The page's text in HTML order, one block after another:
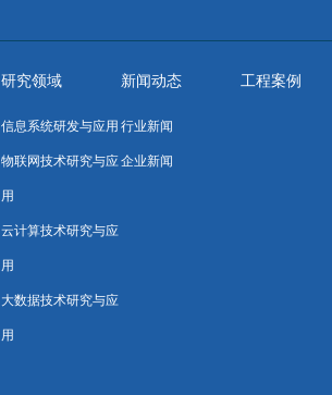
研究领域
信息系统研发与应用
物联网技术研究与应
用
云计算技术研究与应
用
大数据技术研究与应
用
新闻动态
行业新闻
企业新闻
工程案例